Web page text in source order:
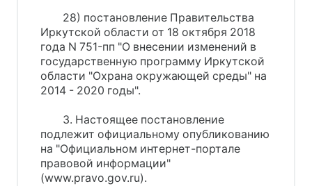
28) постановление Правительства
Иркутской области от 18 октября 2018
года N 751-пп "О внесении изменений в
государственную программу Иркутской
области "Охрана окружающей среды" на
2014 - 2020 годы".
3. Настоящее постановление
подлежит официальному опубликованию
на "Официальном интернет-портале
правовой информации"
(www.pravo.gov.ru).